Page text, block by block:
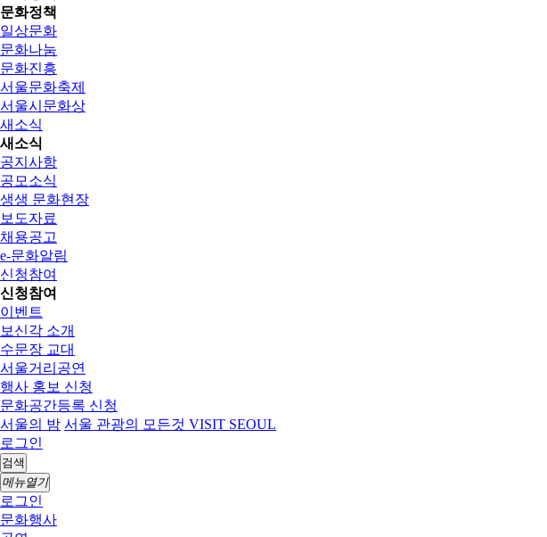
문화정책
일상문화
문화나눔
문화진흥
서울문화축제
서울시문화상
새소식
새소식
공지사항
공모소식
생생 문화현장
보도자료
채용공고
e-문화알림
신청참여
신청참여
이벤트
보신각 소개
수문장 교대
서울거리공연
행사 홍보 신청
문화공간등록 신청
서울의 밤 서울 관광의 모든것 VISIT SEOUL
로그인
검색
메뉴열기
로그인
문화행사